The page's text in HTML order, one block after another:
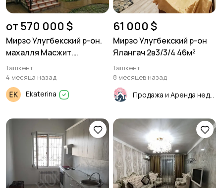
от 570 000 $
Мирзо Улугбекский р-он.
махалля Масжит.
Продантся дом. 6.7 соток.
5 комнат.
Ташкент
4 месяца назад
Ekaterina
61 000 $
Мирзо Улугбекский р-он
Ялангач 2в3/3/4 46м²
Ташкент
8 месяцев назад